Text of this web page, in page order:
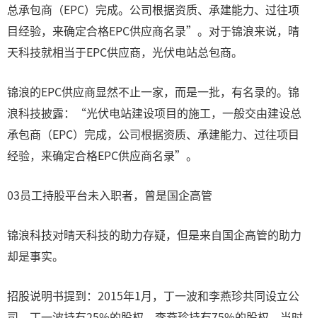
总承包商（EPC）完成。公司根据资质、承建能力、过往项
目经验，来确定合格EPC供应商名录”。对于锦浪来说，晴
天科技就相当于EPC供应商，光伏电站总包商。
锦浪的EPC供应商显然不止一家，而是一批，有名录的。锦
浪科技披露：“光伏电站建设项目的施工，一般交由建设总
承包商（EPC）完成，公司根据资质、承建能力、过往项目
经验，来确定合格EPC供应商名录”。
03员工持股平台未入职者，曾是国企高管
锦浪科技对晴天科技的助力存疑，但是来自国企高管的助力
却是事实。
招股说明书提到：2015年1月，丁一波和李燕珍共同设立公